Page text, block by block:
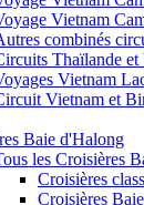
Vietnam
combinés
Thaïlande et
Vietnam
Vietnam et
Baie d'Halong
les Croisières
Croisières
Croisières